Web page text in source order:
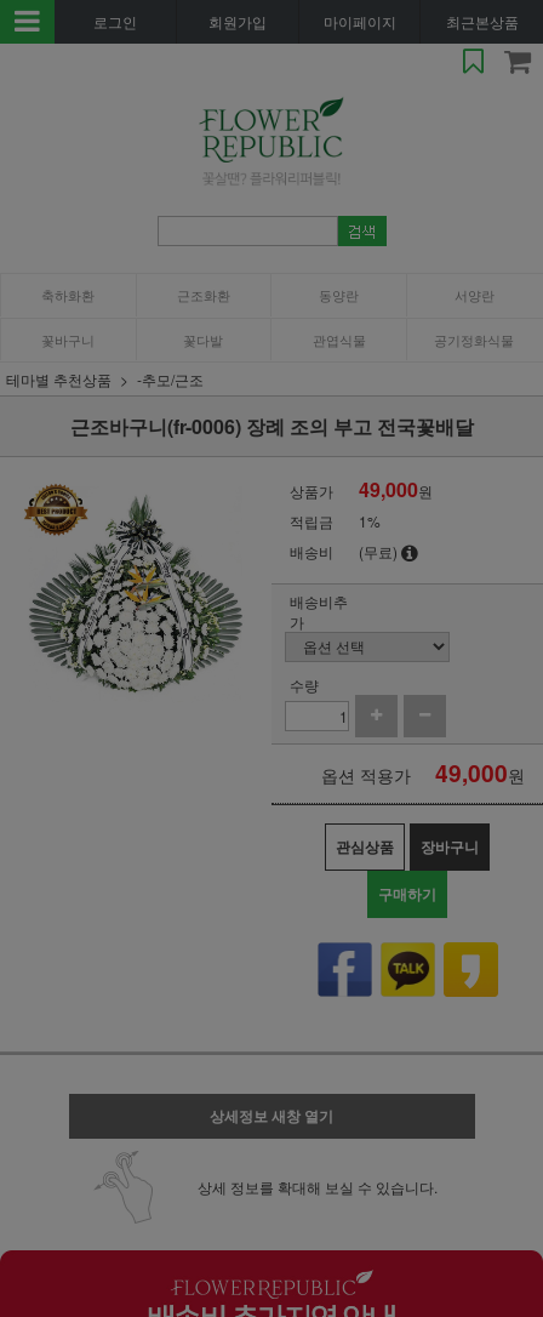
로그인 회원가입 마이페이지 최근본상품
축하화환 근조화환 동양란 서양란
꽃바구니 꽃다발 관엽식물 공기정화식물
테마별 추천상품 -추모/근조
근조바구니(fr-0006) 장례 조의 부고 전국꽃배달
상품가 49,000원
적립금
1%
배송비
(무료)
배송비추
가
수량
옵션 적용가 49,000원
관심상품 장바구니
구매하기
상세정보 새창 열기
상세 정보를 확대해 보실 수 있습니다.